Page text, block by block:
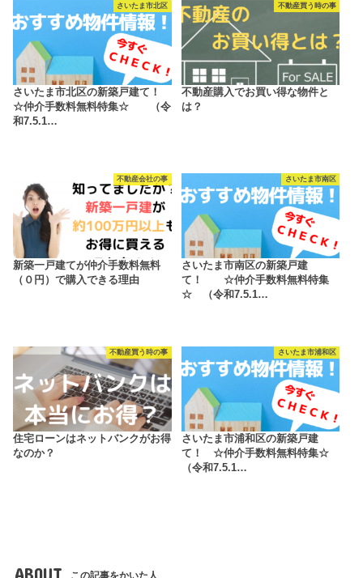
さいたま市北区
さいたま市北区の新築戸建て！
☆仲介手数料無料特集☆ （令
和7.5.1…
不動産買う時の事
不動産購入でお買い得な物件と
は？
不動産会社の事
新築一戸建てが仲介手数料無料
（０円）で購入できる理由
さいたま市南区
さいたま市南区の新築戸建
て！ ☆仲介手数料無料特集
☆ （令和7.5.1…
不動産買う時の事
住宅ローンはネットバンクがお得
なのか？
さいたま市浦和区
さいたま市浦和区の新築戸建
て！ ☆仲介手数料無料特集☆
（令和7.5.1…
ABOUT